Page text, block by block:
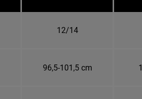
12/14
96,5-101,5 cm